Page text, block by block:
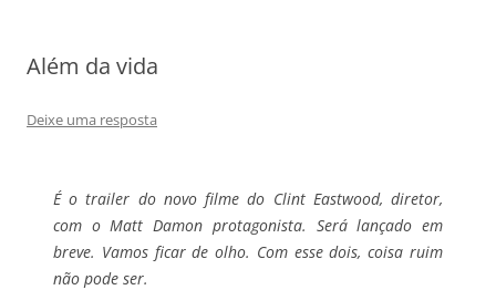
Além da vida
Deixe uma resposta
É o trailer do novo filme do Clint Eastwood, diretor,
com o Matt Damon protagonista. Será lançado em
breve. Vamos ficar de olho. Com esse dois, coisa ruim
não pode ser.